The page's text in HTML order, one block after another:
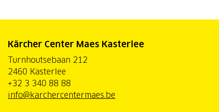
Kärcher Center Maes Kasterlee
Turnhoutsebaan 212
2460 Kasterlee
+32 3 340 88 88
info@karchercentermaes.be